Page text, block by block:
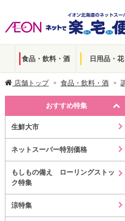
食品・飲料・酒 日用品・花
店舗トップ 食品・飲料・酒
おすすめ特集
生鮮大市
ネットスーパー特別価格
もしもの備え ローリングストッ
ク特集
涼特集